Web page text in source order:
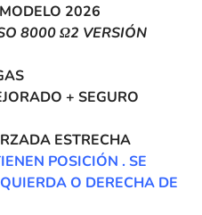
2026
8000 Ω2 VERSIÓN
+ SEGURO
ESTRECHA
POSICIÓN . SE
O DERECHA DE